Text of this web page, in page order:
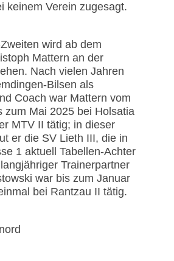
keinem Verein zugesagt.
wird ab dem
Mattern an der
Nach vielen Jahren
Bilsen als
Coach war Mattern vom
zum Mai 2025 bei Holsatia
MTV II tätig; in dieser
er die SV Lieth III, die in
1 aktuell Tabellen-Achter
Trainerpartner
war bis zum Januar
bei Rantzau II tätig.